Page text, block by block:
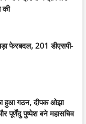
की
फेरबदल, 201 डीएसपी-
हुआ गठन, दीपक ओझा
पूर्णेंदु पुष्पेश बने महासचिव